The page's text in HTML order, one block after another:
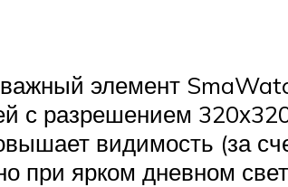
элемент
с разрешением
видимость (за
при ярком дневном